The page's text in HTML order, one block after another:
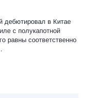
дебютировал в Китае
с полукапотной
равны соответственно